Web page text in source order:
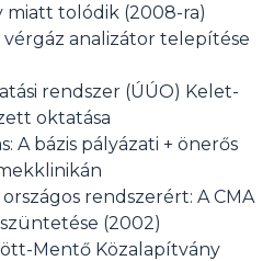
miatt tolódik (2008-ra)
vérgáz analizátor telepítése
rendszer (ÚÚO) Kelet-
oktatása
A bázis pályázati + önerős
rendszerért: A CMA
(2002)
Mentő Közalapítvány